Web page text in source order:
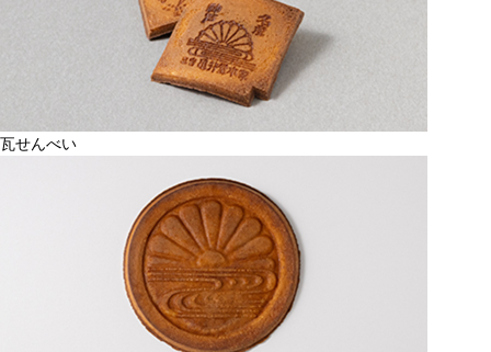
瓦せんべい